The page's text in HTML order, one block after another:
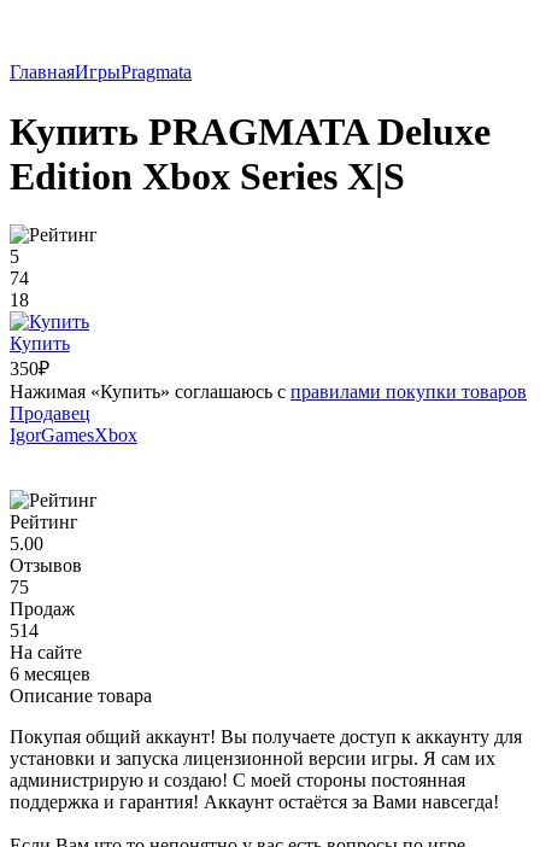
ГлавнаяИгрыPragmata
Купить PRAGMATA Deluxe
Edition Xbox Series X|S
5
74
18
Купить
350₽
Нажимая «Купить» соглашаюсь с правилами покупки товаров
Продавец
IgorGamesXbox
Рейтинг
5.00
Отзывов
75
Продаж
514
На сайте
6 месяцев
Описание товара
Покупая общий аккаунт! Вы получаете доступ к аккаунту для
установки и запуска лицензионной версии игры. Я сам их
администрирую и создаю! С моей стороны постоянная
поддержка и гарантия! Аккаунт остаётся за Вами навсегда!